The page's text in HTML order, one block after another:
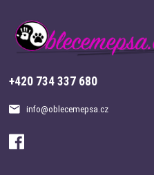
+420 734 337 680
info@oblecemepsa.cz